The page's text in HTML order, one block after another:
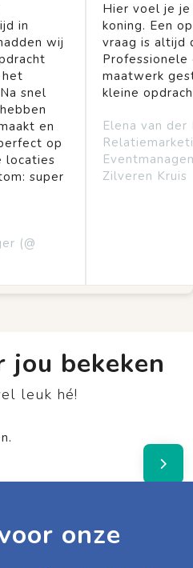
in
wij
snel
en
op
locaties
super
(@
Hier voel je
koning. Een
vraag is altijd
Professionele
maatwerk
kleine
Elena van der
Zilveren Kruis
jou bekeken
leuk hé!
onze